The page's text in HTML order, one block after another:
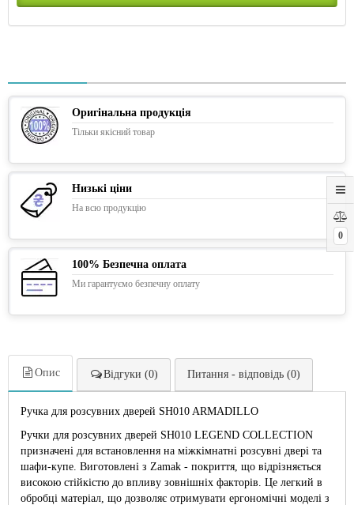
0
Оригінальна продукція
Тільки якісний товар
Низькі ціни
На всю продукцію
100% Безпечна оплата
Ми гарантуємо безпечну оплату
Опис Відгуки (0) Питання - відповідь (0)
Ручка для розсувних дверей SH010 ARMADILLO
Ручки для розсувних дверей SH010 LEGEND COLLECTION
призначені для встановлення на міжкімнатні розсувні двері та
шафи-купе. Виготовлені з Zamak - покриття, що відрізняється
високою стійкістю до впливу зовнішніх факторів. Це легкий в
обробці матеріал, що дозволяє отримувати ергономічні моделі з